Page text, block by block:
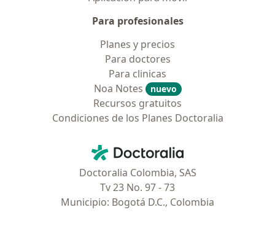
Para profesionales
Planes y precios
Para doctores
Para clinicas
Noa Notes
nuevo
Recursos gratuitos
Condiciones de los Planes Doctoralia
Doctoralia - Página de inicio
Doctoralia Colombia, SAS
Tv 23 No. 97 - 73
Municipio: Bogotá D.C., Colombia